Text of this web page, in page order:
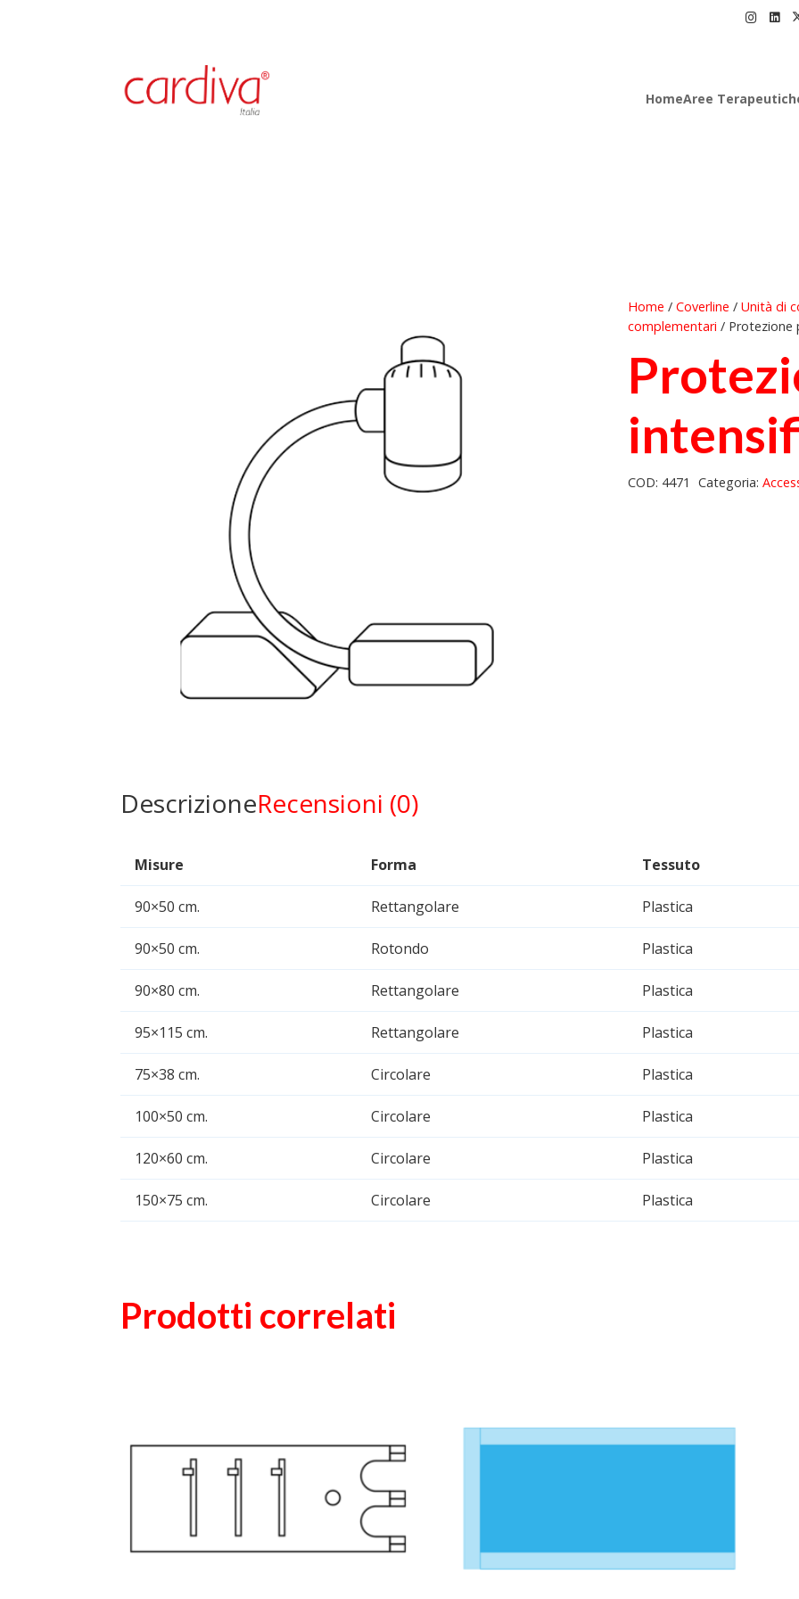
HomeAree
Home /Coverline /Unità di
complementari / Protezione
COD: 4471 Categoria:
DescrizioneRecensioni (0)
Misure Forma Tessuto
90×50 cm. Rettangolare Plastica
90×50 cm. Rotondo Plastica
90×80 cm. Rettangolare Plastica
95×115 cm. Rettangolare Plastica
75×38 cm. Circolare Plastica
100×50 cm. Circolare Plastica
120×60 cm. Circolare Plastica
150×75 cm. Circolare Plastica
Prodotti correlati